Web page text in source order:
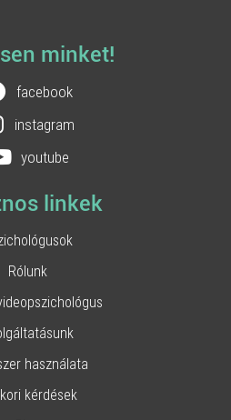
minket!
facebook
instagram
youtube
linkek
Rólunk
használata
kérdések